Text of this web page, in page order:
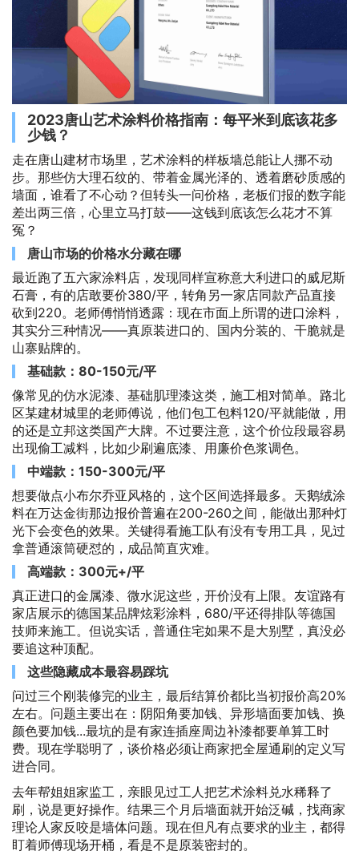
2023唐山艺术涂料价格指南：每平米到底该花多
少钱？
走在唐山建材市场里，艺术涂料的样板墙总能让人挪不动
步。那些仿大理石纹的、带着金属光泽的、透着磨砂质感的
墙面，谁看了不心动？但转头一问价格，老板们报的数字能
差出两三倍，心里立马打鼓——这钱到底该怎么花才不算
冤？
唐山市场的价格水分藏在哪
最近跑了五六家涂料店，发现同样宣称意大利进口的威尼斯
石膏，有的店敢要价380/平，转角另一家店同款产品直接
砍到220。老师傅悄悄透露：现在市面上所谓的进口涂料，
其实分三种情况——真原装进口的、国内分装的、干脆就是
山寨贴牌的。
基础款：80-150元/平
像常见的仿水泥漆、基础肌理漆这类，施工相对简单。路北
区某建材城里的老师傅说，他们包工包料120/平就能做，用
的还是立邦这类国产大牌。不过要注意，这个价位段最容易
出现偷工减料，比如少刷遍底漆、用廉价色浆调色。
中端款：150-300元/平
想要做点小布尔乔亚风格的，这个区间选择最多。天鹅绒涂
料在万达金街那边报价普遍在200-260之间，能做出那种灯
光下会变色的效果。关键得看施工队有没有专用工具，见过
拿普通滚筒硬怼的，成品简直灾难。
高端款：300元+/平
真正进口的金属漆、微水泥这些，开价没有上限。友谊路有
家店展示的德国某品牌炫彩涂料，680/平还得排队等德国
技师来施工。但说实话，普通住宅如果不是大别墅，真没必
要追这种顶配。
这些隐藏成本最容易踩坑
问过三个刚装修完的业主，最后结算价都比当初报价高20%
左右。问题主要出在：阴阳角要加钱、异形墙面要加钱、换
颜色要加钱...最坑的是有家连插座周边补漆都要单算工时
费。现在学聪明了，谈价格必须让商家把全屋通刷的定义写
进合同。
去年帮姐姐家监工，亲眼见过工人把艺术涂料兑水稀释了
刷，说是更好操作。结果三个月后墙面就开始泛碱，找商家
理论人家反咬是墙体问题。现在但凡有点要求的业主，都得
盯着师傅现场开桶，看是不是原装密封的。